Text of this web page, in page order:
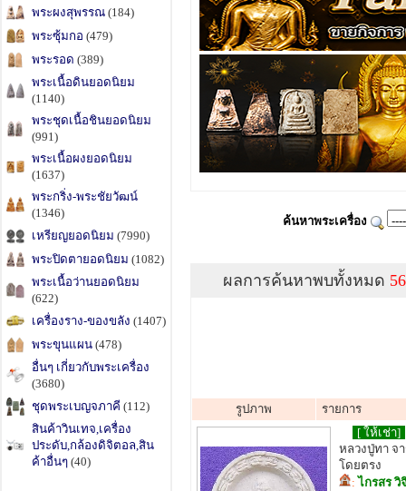
พระผงสุพรรณ (184)
พระซุ้มกอ (479)
พระรอด (389)
พระเนื้อดินยอดนิยม
(1140)
พระชุดเนื้อชินยอดนิยม
(991)
พระเนื้อผงยอดนิยม
(1637)
พระกริ่ง-พระชัยวัฒน์
(1346)
เหรียญยอดนิยม (7990)
พระปิดตายอดนิยม (1082)
พระเนื้อว่านยอดนิยม
(622)
เครื่องราง-ของขลัง (1407)
พระขุนแผน (478)
อื่นๆ เกี่ยวกับพระเครื่อง
(3680)
ชุดพระเบญจภาคี (112)
สินค้าวินเทจ,เครื่อง
ประดับ,กล้องดิจิตอล,สิน
ค้าอื่นๆ (40)
ค้นหาพระเครื่อง
ผลการค้นหาพบทั้งหมด 56
รูปภาพ
รายการ
[ ให้เช่า]
หลวงปู่ทา จ
โดยตรง
: ไกรสร วิ